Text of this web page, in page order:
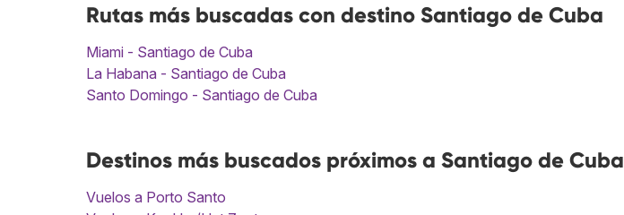
Rutas más buscadas con destino Santiago de Cuba
Miami - Santiago de Cuba
La Habana - Santiago de Cuba
Santo Domingo - Santiago de Cuba
Destinos más buscados próximos a Santiago de Cuba
Vuelos a Porto Santo